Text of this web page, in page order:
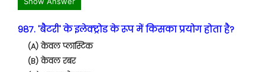
987. 'बैटरी' के इलेक्ट्रोड के रूप में किसका प्रयोग होता है?
(A) केवल प्लास्टिक
(B) केवल रबर